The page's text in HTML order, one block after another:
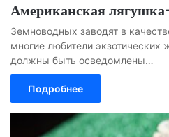
Американская
Земноводных заводят в
многие любители
должны быть осведомлены…
Подробнее